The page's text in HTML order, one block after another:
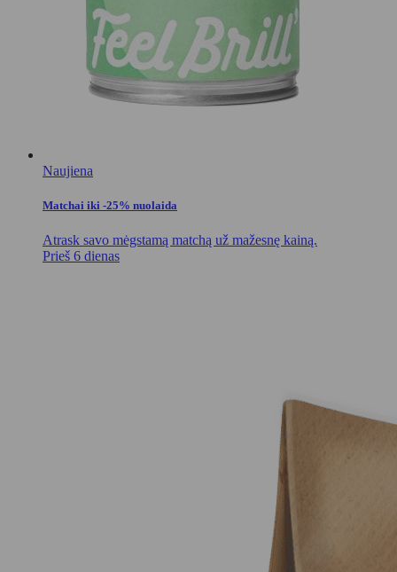
Naujiena
Matchai iki -25% nuolaida
Atrask savo mėgstamą matchą už mažesnę kainą.
Prieš 6 dienas